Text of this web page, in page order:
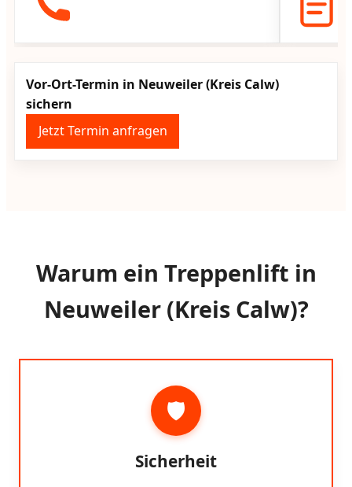
Vor-Ort-Termin in Neuweiler (Kreis Calw)
sichern
Jetzt Termin anfragen
Warum ein Treppenlift in
Neuweiler (Kreis Calw)?
🛡️
Sicherheit